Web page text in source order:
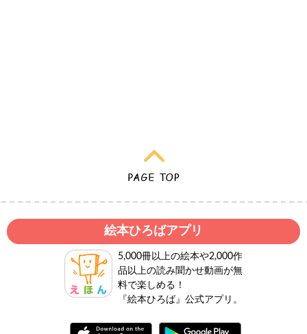
絵本ひろばアプリ
5,000冊以上の絵本や2,000作
品以上の読み聞かせ動画が無
料で楽しめる！
『絵本ひろば』公式アプリ。